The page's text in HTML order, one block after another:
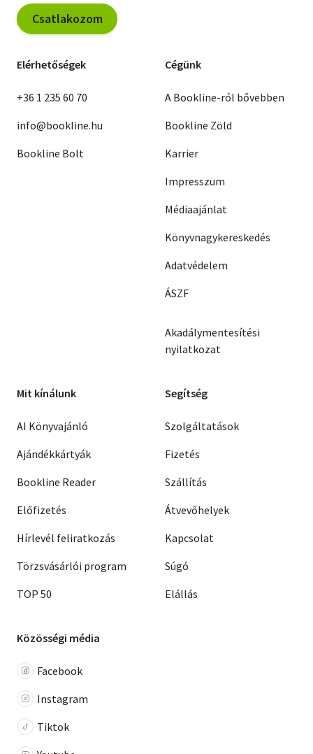
Csatlakozom
Elérhetőségek
+36 1 235 60 70
info@bookline.hu
Bookline Bolt
Cégünk
A Bookline-ról bővebben
Bookline Zöld
Karrier
Impresszum
Médiaajánlat
Könyvnagykereskedés
Adatvédelem
ÁSZF
Akadálymentesítési
nyilatkozat
Mit kínálunk
AI Könyvajánló
Ajándékkártyák
Bookline Reader
Előfizetés
Hírlevél feliratkozás
Törzsvásárlói program
TOP 50
Segítség
Szolgáltatások
Fizetés
Szállítás
Átvevőhelyek
Kapcsolat
Súgó
Elállás
Közösségi média
Facebook
Instagram
Tiktok